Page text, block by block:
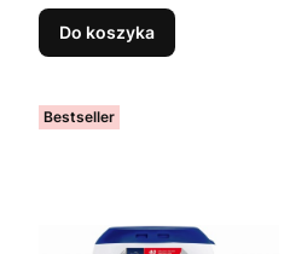
Do koszyka
Bestseller